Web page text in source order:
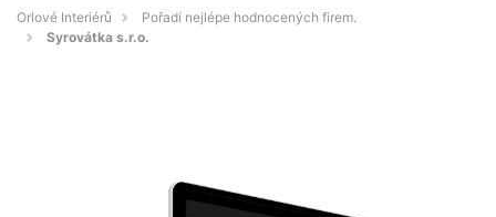
Orlové Interiérů
Pořadí nejlépe hodnocených firem.
Syrovátka s.r.o.